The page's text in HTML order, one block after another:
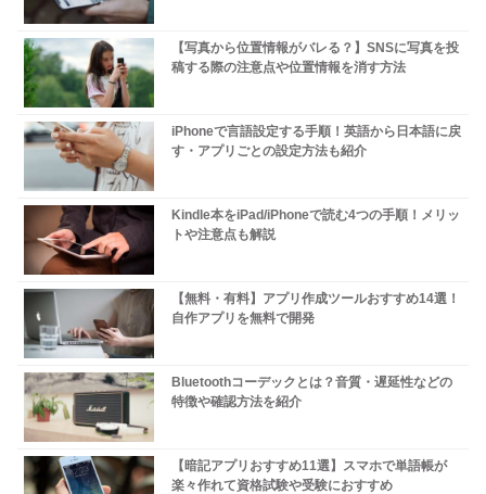
【写真から位置情報がバレる？】SNSに写真を投
稿する際の注意点や位置情報を消す方法
iPhoneで言語設定する手順！英語から日本語に戻
す・アプリごとの設定方法も紹介
Kindle本をiPad/iPhoneで読む4つの手順！メリッ
トや注意点も解説
【無料・有料】アプリ作成ツールおすすめ14選！
自作アプリを無料で開発
Bluetoothコーデックとは？音質・遅延性などの
特徴や確認方法を紹介
【暗記アプリおすすめ11選】スマホで単語帳が
楽々作れて資格試験や受験におすすめ